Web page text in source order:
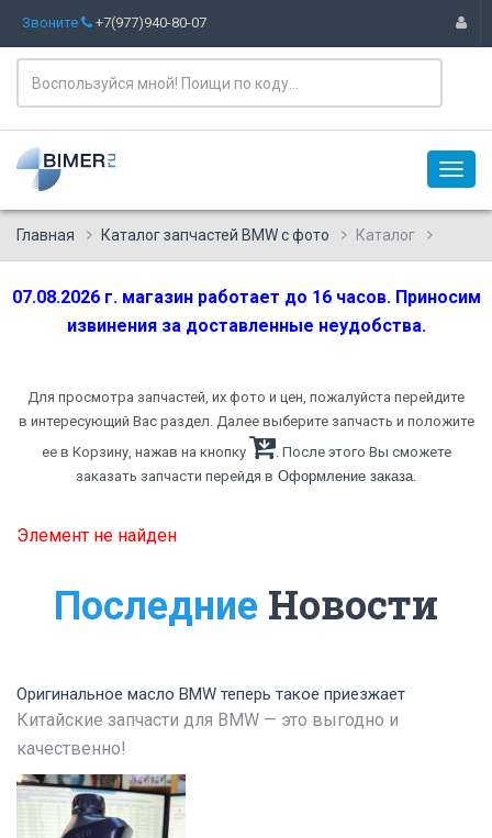
Звоните +7(977)940-80-07
Главная Каталог запчастей BMW с фото Каталог
07.08.2026 г. магазин работает до 16 часов. Приносим
извинения за доставленные неудобства.
Для просмотра запчастей, их фото и цен, пожалуйста перейдите
в интересующий Вас раздел. Далее выберите запчасть и положите
ее в Корзину, нажав на кнопку
. После этого Вы сможете
заказать запчасти перейдя в Оформление заказа.
Элемент не найден
Последние Новости
Оригинальное масло BMW теперь такое приезжает
Китайские запчасти для BMW — это выгодно и
качественно!